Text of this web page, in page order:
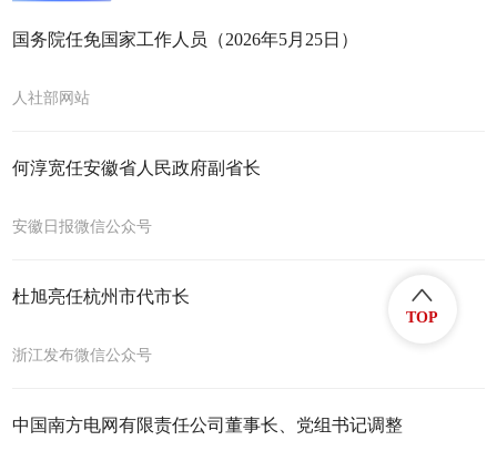
国务院任免国家工作人员（2026年5月25日）
人社部网站
何淳宽任安徽省人民政府副省长
安徽日报微信公众号
杜旭亮任杭州市代市长
浙江发布微信公众号
中国南方电网有限责任公司董事长、党组书记调整
TOP